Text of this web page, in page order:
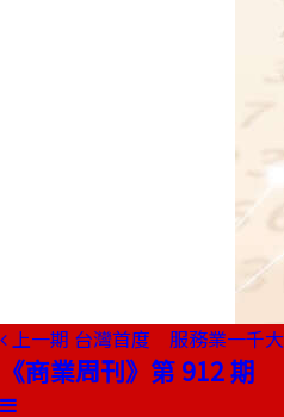
上一期 台灣首度 服務業一千大
《商業周刊》第 912 期